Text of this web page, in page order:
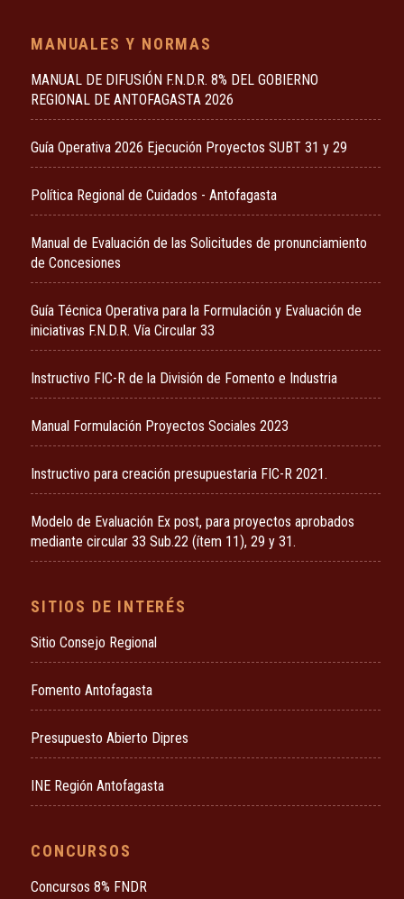
MANUALES Y NORMAS
MANUAL DE DIFUSIÓN F.N.D.R. 8% DEL GOBIERNO
REGIONAL DE ANTOFAGASTA 2026
Guía Operativa 2026 Ejecución Proyectos SUBT 31 y 29
Política Regional de Cuidados - Antofagasta
Manual de Evaluación de las Solicitudes de pronunciamiento
de Concesiones
Guía Técnica Operativa para la Formulación y Evaluación de
iniciativas F.N.D.R. Vía Circular 33
Instructivo FIC-R de la División de Fomento e Industria
Manual Formulación Proyectos Sociales 2023
Instructivo para creación presupuestaria FIC-R 2021.
Modelo de Evaluación Ex post, para proyectos aprobados
mediante circular 33 Sub.22 (ítem 11), 29 y 31.
SITIOS DE INTERÉS
Sitio Consejo Regional
Fomento Antofagasta
Presupuesto Abierto Dipres
INE Región Antofagasta
CONCURSOS
Concursos 8% FNDR